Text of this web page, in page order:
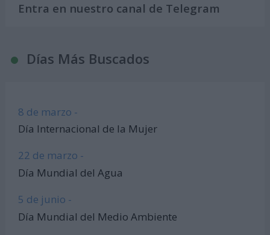
Entra en nuestro canal de Telegram
Días Más Buscados
8 de marzo -
Día Internacional de la Mujer
22 de marzo -
Día Mundial del Agua
5 de junio -
Día Mundial del Medio Ambiente